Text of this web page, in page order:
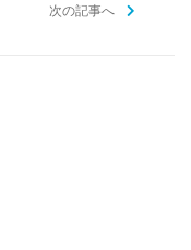
次の記事へ